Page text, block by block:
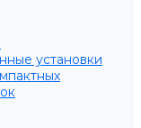
установки